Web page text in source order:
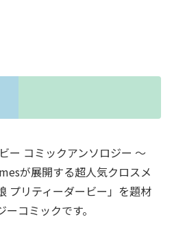
ー コミックアンソロジー ～
が展開する超人気クロスメ
プリティーダービー」を題材
コミックです。